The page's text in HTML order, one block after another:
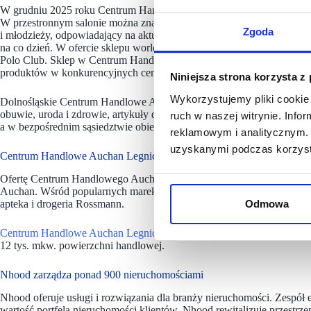
Zgoda
Niniejsza strona korzysta z
Wykorzystujemy pliki
ruch w naszej witrynie.
reklamowym i
uzyskanymi podczas
Odmowa
W grudniu 2025 roku Centrum Handlowe Auchan Legnica
W przestronnym salonie można znaleźć szeroki asortyment odzieży i
i młodzieży, odpowiadający na aktualne trendy rynkowe i potrzeby
na co dzień. W ofercie sklepu worldbox dostępne są kolekcje marek
Polo Club. Sklep w Centrum Handlowym Auchan Legnica jest
produktów w konkurencyjnych cenach.
Dolnośląskie Centrum Handlowe Auchan Legnica oferuje wygodne
obuwie, uroda i zdrowie, artykuły dla zwierząt oraz usługi. Na
a w bezpośrednim sąsiedztwie obiektu mieści się sklep sportowy
Centrum Handlowe Auchan Legnica ma blisko 30 najemców
Ofertę Centrum Handlowego Auchan Legnica tworzy blisko 30
Auchan. Wśród popularnych marek odzieżowych i obuwniczych
apteka i drogeria Rossmann.
Centrum Handlowe Auchan Legnica
12 tys. mkw. powierzchni handlowej.
Nhood zarządza ponad 900 nieruchomościami
Nhood oferuje usługi i rozwiązania dla branży nieruchomości.